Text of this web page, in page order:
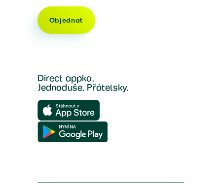
Objednat
Direct appka.
Jednoduše. Přátelsky.